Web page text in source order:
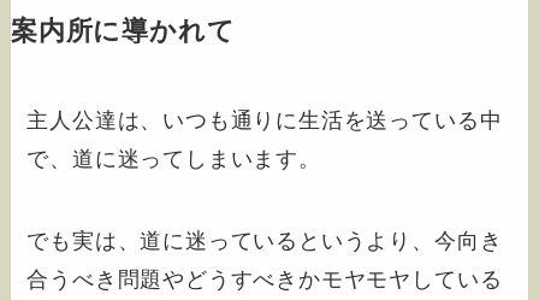
案内所に導かれて
主人公達は、いつも通りに生活を送っている中
で、道に迷ってしまいます。
でも実は、道に迷っているというより、今向き
合うべき問題やどうすべきかモヤモヤしている